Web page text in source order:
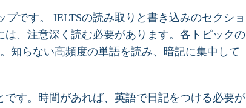
です。 IELTSの読み取りと書き込みのセクショ
、注意深く読む必要があります。各トピックの
知らない高頻度の単語を読み、暗記に集中して
す。時間があれば、英語で日記をつける必要が